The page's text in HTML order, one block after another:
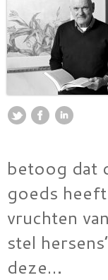
betoog dat
goeds
vruchten
stel
deze…